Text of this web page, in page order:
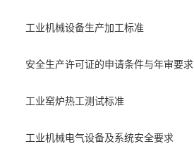
工业机械设备生产加工标准
安全生产许可证的申请条件与年审要求
工业窑炉热工测试标准
工业机械电气设备及系统安全要求